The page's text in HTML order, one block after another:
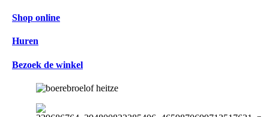
Shop online
Huren
Bezoek de winkel